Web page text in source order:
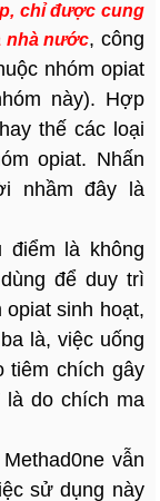
chỉ được cung
nhà nước, công
nhóm opiat
này). Hợp
thế các loại
opiat. Nhấn
nhầm đây là
điểm là không
để duy trì
sinh hoạt,
là, việc uống
tiêm chích gây
do chích ma
vẫn
sử dụng này